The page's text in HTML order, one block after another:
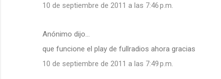
10 de septiembre de 2011 a las 7:46 p.m.
Anónimo dijo…
que funcione el play de fullradios ahora gracias
10 de septiembre de 2011 a las 7:49 p.m.